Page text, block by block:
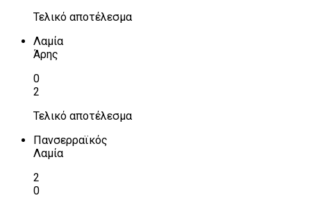
Τελικό αποτέλεσμα
Λαμία
Άρης
0
2
Τελικό αποτέλεσμα
Πανσερραϊκός
Λαμία
2
0